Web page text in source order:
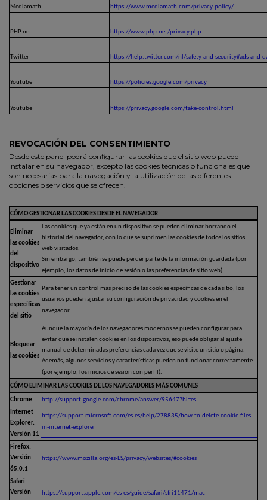
Mediamath https://www.mediamath.com/privacy-policy/
PHP.net https://www.php.net/privacy.php
Twitter https://help.twitter.com/nl/safety-and-security#ads-and-
Youtube https://policies.google.com/privacy
Youtube https://privacy.google.com/take-control.html
REVOCACIÓN DEL CONSENTIMIENTO
Desde este panel podrá configurar las cookies que el sitio web puede
instalar en su navegador, excepto las cookies técnicas o funcionales que
son necesarias para la navegación y la utilización de las diferentes
opciones o servicios que se ofrecen.
CÓMO GESTIONAR LAS COOKIES DESDE EL NAVEGADOR
Eliminar
las cookies
del
dispositivo
Las cookies que ya están en un dispositivo se pueden eliminar borrando el
historial del navegador, con lo que se suprimen las cookies de todos los sitios
web visitados.
Sin embargo, también se puede perder parte de la información guardada (por
ejemplo, los datos de inicio de sesión o las preferencias de sitio web).
Gestionar
las cookies
específicas
del sitio
Para tener un control más preciso de las cookies específicas de cada sitio, los
usuarios pueden ajustar su configuración de privacidad y cookies en el
navegador.
Bloquear
las cookies
Aunque la mayoría de los navegadores modernos se pueden configurar para
evitar que se instalen cookies en los dispositivos, eso puede obligar al ajuste
manual de determinadas preferencias cada vez que se visite un sitio o página.
Además, algunos servicios y características pueden no funcionar correctamente
(por ejemplo, los inicios de sesión con perfil).
CÓMO ELIMINAR LAS COOKIES DE LOS NAVEGADORES MÁS COMUNES
Chrome
http://support.google.com/chrome/answer/95647?hl=es
Internet
Explorer.
Versión 11
https://support.microsoft.com/es-es/help/278835/how-to-delete-cookie-files-
in-internet-explorer
Firefox.
Versión
65.0.1
https://www.mozilla.org/es-ES/privacy/websites/#cookies
Safari
Versión
https://support.apple.com/es-es/guide/safari/sfri11471/mac